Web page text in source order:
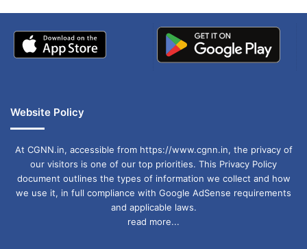
शहर में भी प्रदर्शन किया गया है
Website Policy
At CGNN.in, accessible from https://www.cgnn.in, the privacy of
our visitors is one of our top priorities. This Privacy Policy
document outlines the types of information we collect and how
we use it, in full compliance with Google AdSense requirements
and applicable laws.
read more...